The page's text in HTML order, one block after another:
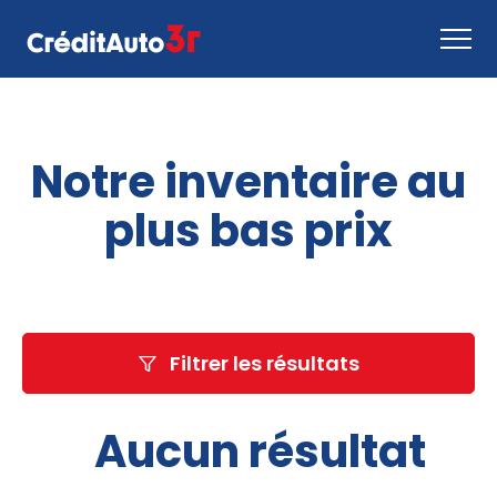
Comment ça marche
Nous joindre
Inventaire
Notre inventaire au
plus bas prix
Filtrer les résultats
Aucun résultat